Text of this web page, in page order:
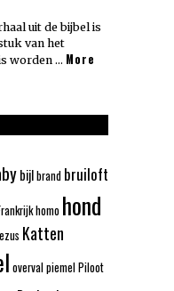
uit de bijbel is
van het
worden … More
bijlbrand bruiloft
homo hond
Katten
overvalpiemelPiloot